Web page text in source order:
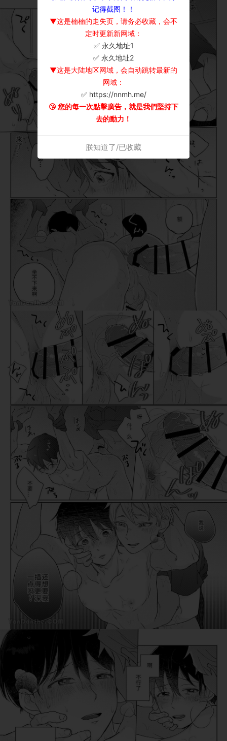
记得截图！！
▼这是楠楠的走失页，请务必收藏，会不
定时更新新网域：
✅ 永久地址1
✅ 永久地址2
▼这是大陆地区网域，会自动跳转最新的
网域：
✅ https://nnmh.me/
😘 您的每一次點擊廣告，就是我們堅持下
去的動力！
朕知道了/已收藏